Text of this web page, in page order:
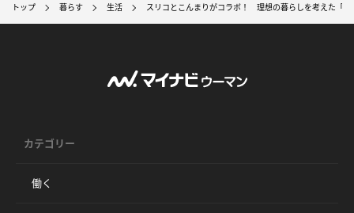
トップ 暮らす 生活 スリコとこんまりがコラボ！ 理想の暮らしを考えた「バ
カテゴリー
働く